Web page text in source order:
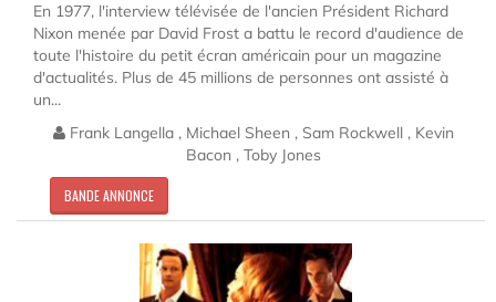
En 1977, l'interview télévisée de l'ancien Président Richard
Nixon menée par David Frost a battu le record d'audience de
toute l'histoire du petit écran américain pour un magazine
d'actualités. Plus de 45 millions de personnes ont assisté à
un...
Frank Langella , Michael Sheen , Sam Rockwell , Kevin
Bacon , Toby Jones
BANDE ANNONCE